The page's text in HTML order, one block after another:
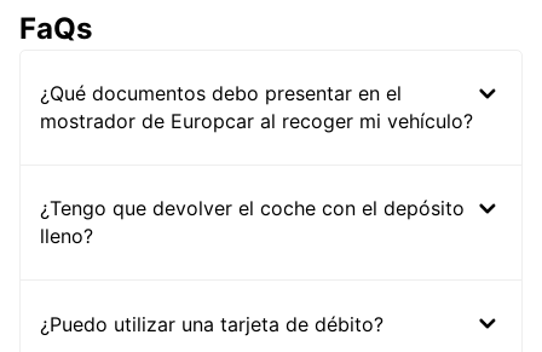
FaQs
¿Qué documentos debo presentar en el
mostrador de Europcar al recoger mi vehículo?
¿Tengo que devolver el coche con el depósito
lleno?
¿Puedo utilizar una tarjeta de débito?